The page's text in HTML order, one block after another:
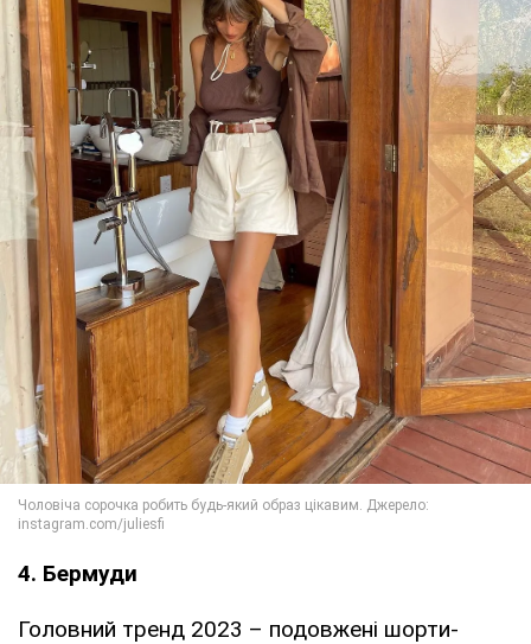
4. Бермуди
Головний тренд 2023 – подовжені шорти-